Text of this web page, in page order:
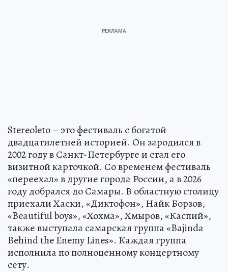
Stereoleto – это фестиваль с богатой
двадцатилетней историей. Он зародился в
2002 году в Санкт-Петербурге и стал его
визитной карточкой. Со временем фестиваль
«переехал» в другие города России, а в 2026
году добрался до Самары. В областную столицу
приехали Хаски, «Диктофон», Найк Борзов,
«Beautiful boys», «Хохма», Хмыров, «Каспий»,
также выступала самарская группа «Bajinda
Behind the Enemy Lines». Каждая группа
исполнила по полноценному концертному
сету.